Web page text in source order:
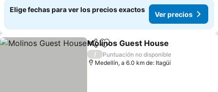
Elige fechas para ver los precios exactos
Ver precios
CompartirAgregar a favoritos
Molinos Guest House
/
Puntuación no disponible
Medellín, a 6.0 km de: Itagüí